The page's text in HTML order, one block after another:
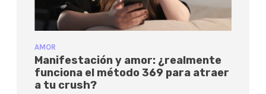
AMOR
Manifestación y amor: ¿realmente
funciona el método 369 para atraer
a tu crush?